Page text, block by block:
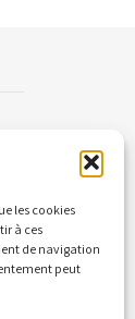
les cookies
à ces
de navigation
peut